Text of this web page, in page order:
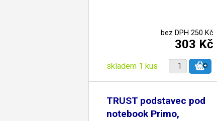
bez DPH 250 Kč
303 Kč
skladem 1 kus
TRUST podstavec pod
notebook Primo,